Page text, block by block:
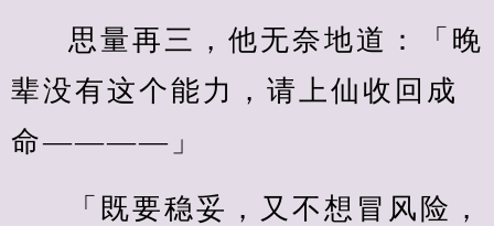
思量再三，他无奈地道：「晚
辈没有这个能力，请上仙收回成
命————」
「既要稳妥，又不想冒风险，